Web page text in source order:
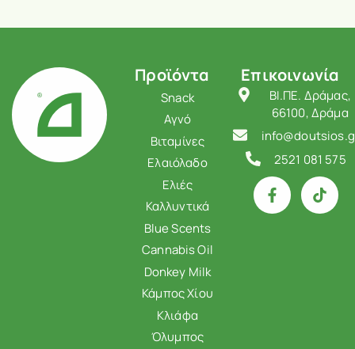
Προϊόντα
Snack
Αγνό
Βιταμίνες
Ελαιόλαδο
Ελιές
Καλλυντικά
Blue Scents
Cannabis Oil
Donkey Milk
Κάμπος Χίου
Κλιάφα
Όλυμπος
Επικοινωνία
ΒΙ.ΠΕ. Δράμας,
66100, Δράμα
2521 081 575